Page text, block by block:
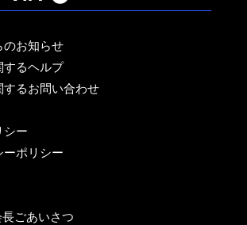
のお知らせ
するヘルプ
するお問い合わせ
シー
ーポリシー
ごあいさつ